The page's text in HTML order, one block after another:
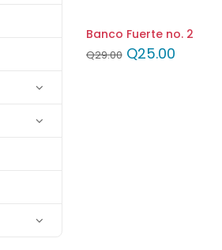
Banco Fuerte no. 2
Q29.00 Q25.00